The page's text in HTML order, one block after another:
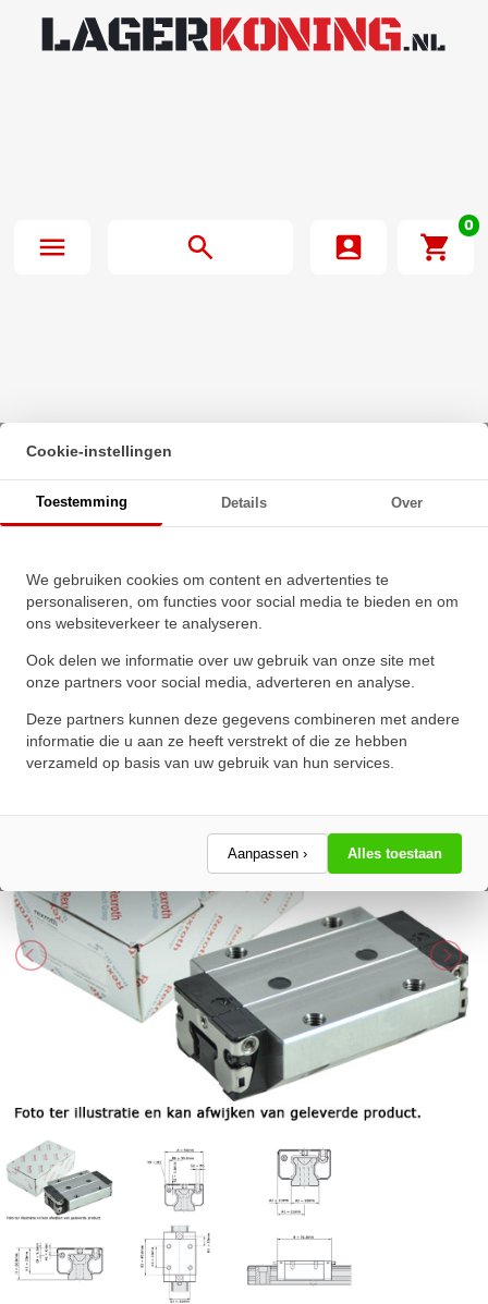
0
Beginpagina·
Bosch Rexroth Kogelwagen Koolstofstaal KWC-020-SNN-
C1-N-2 Zonder Kogelketting
Cookie-instellingen
Toestemming Details Over
We gebruiken cookies om content en advertenties te
personaliseren, om functies voor social media te bieden en om
ons websiteverkeer te analyseren.
Ook delen we informatie over uw gebruik van onze site met
onze partners voor social media, adverteren en analyse.
Deze partners kunnen deze gegevens combineren met andere
informatie die u aan ze heeft verstrekt of die ze hebben
verzameld op basis van uw gebruik van hun services.
Aanpassen › Alles toestaan
Bosch Rexroth Kogelwagen
Koolstofstaal KWC-020-SNN-C1-
N-2 Zonder Kogelketting
Schrijf een review!